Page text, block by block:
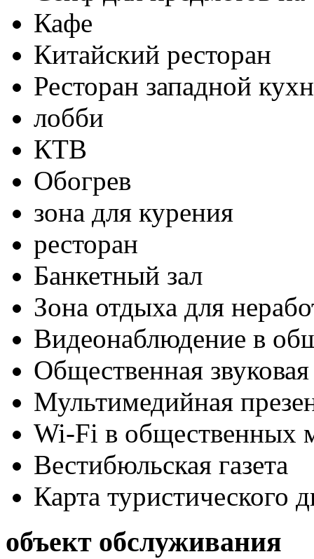
Кафе
Китайский ресторан
Ресторан западной
лобби
КТВ
Обогрев
зона для курения
ресторан
Банкетный зал
Зона отдыха для
Видеонаблюдение в
Общественная
Мультимедийная
Wi-Fi в общественных
Вестибюльская газета
Карта туристического
объект обслуживания